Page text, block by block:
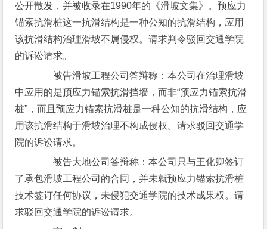
公开散发，并被收录在1990年的《滑坡文集》。预应力
锚索抗滑桩这一抗滑结构是一种公知的抗滑结构，应用
该抗滑结构治理滑坡不属侵权。请求判令驳回交通学院
的诉讼请求。
被告滑坡工程公司答辩称：本公司在治理滑坡
中应用的是预应力锚索抗滑挡墙，而非“预应力锚索抗滑
桩”，而且预应力锚索抗滑桩是一种公知的抗滑结构，应
用该抗滑结构于滑坡治理不构成侵权。请求驳回交通学
院的诉讼请求。
被告大地公司答辩称：本公司只与王化卿签订
了承包滑坡工程公司的合同，并未就预应力锚索抗滑桩
技术签订任何协议，未侵犯交通学院的技术成果权。请
求驳回交通学院的诉讼请求。